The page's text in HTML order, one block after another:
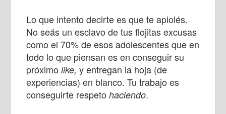
Lo que intento decirte es que te apiolés.
No seás un esclavo de tus flojitas excusas
como el 70% de esos adolescentes que en
todo lo que piensan es en conseguir su
próximolike,y entregan la hoja (de
experiencias) en blanco. Tu trabajo es
conseguirte respetohaciendo.